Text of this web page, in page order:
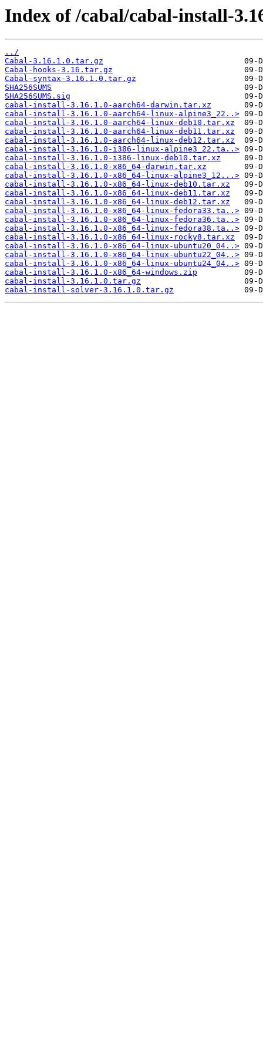
Index of /cabal/cabal-install-
../
Cabal-3.16.1.0.tar.gz
Cabal-hooks-3.16.tar.gz
Cabal-syntax-3.16.1.0.tar.gz
SHA256SUMS
SHA256SUMS.sig
cabal-install-3.16.1.0-aarch64-darwin.tar.xz
cabal-install-3.16.1.0-aarch64-linux-alpine3_22..>
cabal-install-3.16.1.0-aarch64-linux-deb10.tar.xz
cabal-install-3.16.1.0-aarch64-linux-deb11.tar.xz
cabal-install-3.16.1.0-aarch64-linux-deb12.tar.xz
cabal-install-3.16.1.0-i386-linux-alpine3_22.ta..>
cabal-install-3.16.1.0-i386-linux-deb10.tar.xz
cabal-install-3.16.1.0-x86_64-darwin.tar.xz
cabal-install-3.16.1.0-x86_64-linux-alpine3_12...>
cabal-install-3.16.1.0-x86_64-linux-deb10.tar.xz
cabal-install-3.16.1.0-x86_64-linux-deb11.tar.xz
cabal-install-3.16.1.0-x86_64-linux-deb12.tar.xz
cabal-install-3.16.1.0-x86_64-linux-fedora33.ta..>
cabal-install-3.16.1.0-x86_64-linux-fedora36.ta..>
cabal-install-3.16.1.0-x86_64-linux-fedora38.ta..>
cabal-install-3.16.1.0-x86_64-linux-rocky8.tar.xz
cabal-install-3.16.1.0-x86_64-linux-ubuntu20_04..>
cabal-install-3.16.1.0-x86_64-linux-ubuntu22_04..>
cabal-install-3.16.1.0-x86_64-linux-ubuntu24_04..>
cabal-install-3.16.1.0-x86_64-windows.zip
cabal-install-3.16.1.0.tar.gz
cabal-install-solver-3.16.1.0.tar.gz